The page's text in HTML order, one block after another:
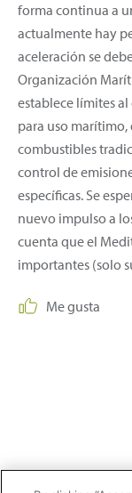
forma continua a
actualmente hay
aceleración se
Organización
establece límites
para uso marítimo,
combustibles
control de
específicas. Se
nuevo impulso a
cuenta que el
importantes (solo
Me gusta